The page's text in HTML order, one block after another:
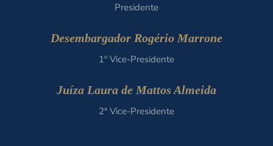
Presidente
Desembargador Rogério Marrone
1º Vice-Presidente
Juíza Laura de Mattos Almeida
2ª Vice-Presidente